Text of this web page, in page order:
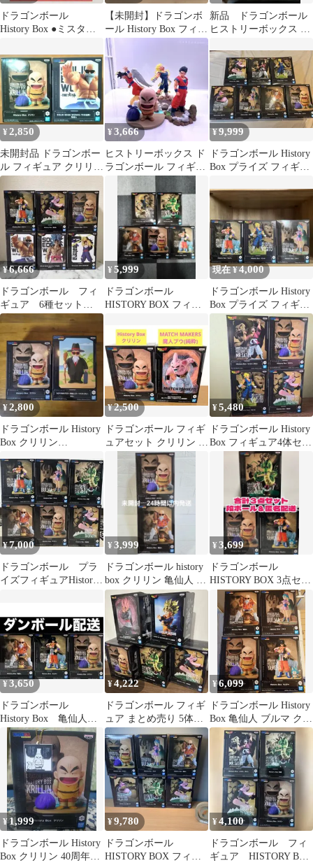
ドラゴンボール
History Box ●ミスタ
【未開封】ドラゴンボ
ール History Box フィギ
ュア 5点まとめ売り
新品 ドラゴンボール
ヒストリーボックス ク
身のみ
¥ 2,850
未開封品 ドラゴンボー
ル フィギュア クリリン
亀仙人 2体セット
¥3,666
ヒストリーボックス ド
ラゴンボール フィギュ
ア 孫悟空 悟飯 ベジー
タ クリリン
¥9,999
ドラゴンボール History
Box プライズ フィギュ
¥6,666
ドラゴンボール フィ
ギュア 6種セット
History Box THE出陣 な
¥5,999
ドラゴンボール
HISTORY BOX フィギ
現在 ¥4,000
ドラゴンボール History
Box プライズ フィギュ
ア まとめ売り 6個
¥2,800
ドラゴンボール History
Box クリリン
¥2,500
ドラゴンボール フィギ
ュアセット クリリン &
魔人ブウ
¥5,480
ドラゴンボール History
Box フィギュア4体セッ
¥7,000
ドラゴンボール プラ
イズフィギュアHistory
¥3,999
ドラゴンボール history
box クリリン 亀仙人 2
種セット
¥3,699
ドラゴンボール
HISTORY BOX 3点セッ
¥3,650
ドラゴンボール
History Box 亀仙人
ヤムチャ クリリン
フィギュア
¥4,222
ドラゴンボール フィギ
ュア まとめ売り 5体セ
ット プライズ
¥6,099
ドラゴンボール History
Box 亀仙人 ブルマ クリ
リン ヤムチャ 4点
¥1,999
ドラゴンボール History
Box クリリン 40周年記
¥9,780
ドラゴンボール
HISTORY BOX フィギ
¥4,100
ドラゴンボール フィ
ギュア HISTORY BOX